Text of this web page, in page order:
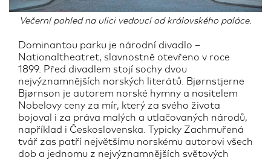
Večerní pohled na ulici vedoucí od královského paláce.
Dominantou parku je národní divadlo –
Nationaltheatret, slavnostně otevřeno v roce
1899. Před divadlem stojí sochy dvou
nejvýznamnějších norských literátů. Bjørnstjerne
Bjørnson je autorem norské hymny a nositelem
Nobelovy ceny za mír, který za svého života
bojoval i za práva malých a utlačovaných národů,
například i Československa. Typicky Zachmuřená
tvář zas patří největšímu norskému autorovi všech
dob a jednomu z nejvýznamnějších světových